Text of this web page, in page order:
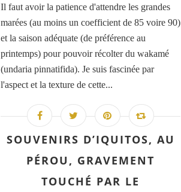
Il faut avoir la patience d'attendre les grandes
marées (au moins un coefficient de 85 voire 90)
et la saison adéquate (de préférence au
printemps) pour pouvoir récolter du wakamé
(undaria pinnatifida). Je suis fascinée par
l'aspect et la texture de cette...
SOUVENIRS D’IQUITOS, AU
PÉROU, GRAVEMENT
TOUCHÉ PAR LE